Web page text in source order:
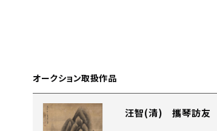
オークション取扱作品
汪智(清) 攜琴訪友